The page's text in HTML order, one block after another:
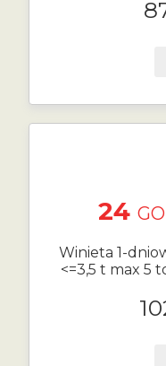
24
Winieta 1-
<=3,5 t max 5